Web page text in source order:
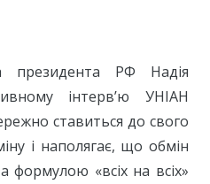
президента РФ Надія
інтерв’ю УНІАН
ставиться до свого
і наполягає, що обмін
формулою «всіх на всіх»